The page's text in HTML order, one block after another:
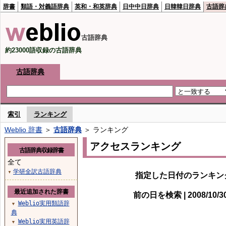
辞書 類語・対義語辞典 英和・和英辞典 日中中日辞典 日韓韓日辞典 古語辞
古語辞典
約23000語収録の古語辞典
古語辞典
索引 ランキング
Weblio 辞書 ＞ 古語辞典 ＞ ランキング
アクセスランキング
指定した日付のランキ
前の日を検索 | 2008/10/
古語辞典収録辞書
全て
▼ 学研全訳古語辞典
最近追加された辞書
▼
Weblio実用類語辞
典
▼ Weblio実用英語辞